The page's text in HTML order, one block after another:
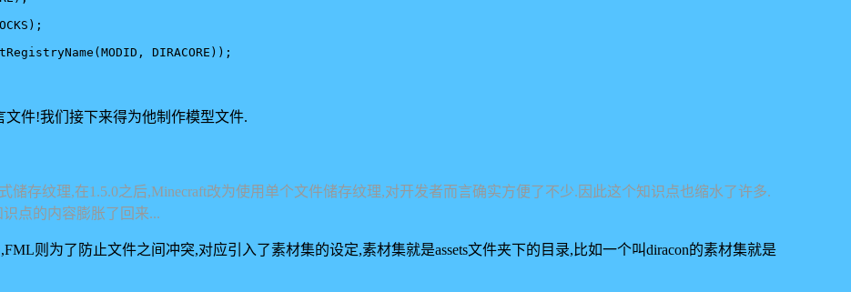
件!我们接下来得为他制作模型文件.
储存纹理,在1.5.0之后,Minecraft改为使用单个文件储存纹理,对开发者而言确实方便了不少.因此这个知识点也缩水了许多.
点的内容膨胀了回来...
则为了防止文件之间冲突,对应引入了素材集的设定,素材集就是assets文件夹下的目录,比如一个叫diracon的素材集就是